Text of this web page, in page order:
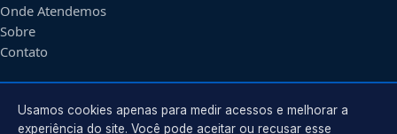
Onde Atendemos
Sobre
Contato
CONTATO
Usamos cookies apenas para medir acessos e melhorar a
experiência do site. Você pode aceitar ou recusar esse